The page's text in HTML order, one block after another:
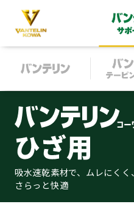
吸水速乾素材で、ムレにくく、
さらっと快適